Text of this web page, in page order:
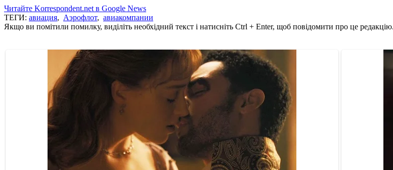
Читайте Korrespondent.net в Google News
ТЕГИ: авиация, Аэрофлот, авиакомпании
Якщо ви помітили помилку, виділіть необхідний текст і натисніть Ctrl + Enter, щоб повідомити про це редакцію.